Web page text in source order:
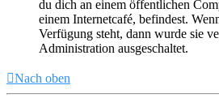
du dich an einem öffentlichen
einem Internetcafé, befindest.
Verfügung steht, dann wurde sie
Administration ausgeschaltet.
Nach oben